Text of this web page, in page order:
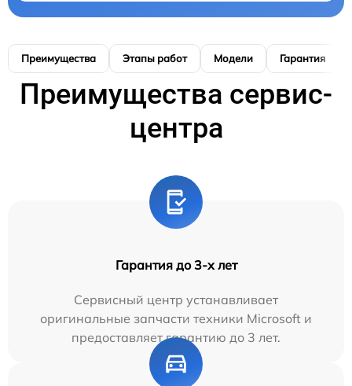
Преимущества Этапы работ Модели Гарантия
Преимущества сервис-
центра
Гарантия до 3-х лет
Сервисный центр устанавливает
оригинальные запчасти техники Microsoft и
предоставляет гарантию до 3 лет.